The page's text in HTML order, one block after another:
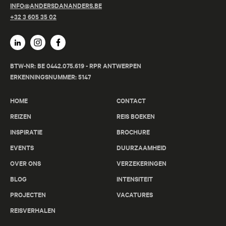
INFO@ANDERSDANANDERS.BE
+32 3 605 35 02
BTW-NR: BE 0442.075.619 - RPR ANTWERPEN
ERKENNINGSNUMMER: 5147
HOME
REIZEN
INSPIRATIE
EVENTS
OVER ONS
BLOG
PROJECTEN
REISVERHALEN
CONTACT
REIS BOEKEN
BROCHURE
DUURZAAMHEID
VERZEKERINGEN
INTENSITEIT
VACATURES